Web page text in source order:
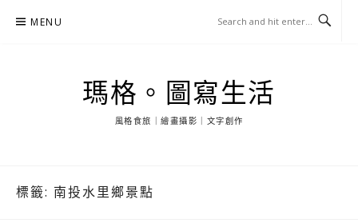
MENU
瑪格。圖寫生活
風格食旅｜繪畫攝影｜文字創作
標籤: 南投水里鄉景點